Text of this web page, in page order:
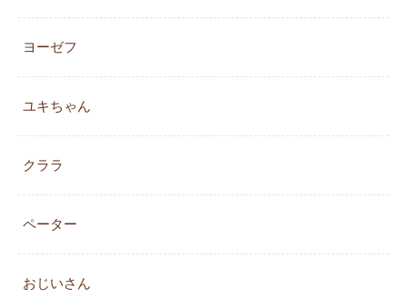
ヨーゼフ
ユキちゃん
クララ
ペーター
おじいさん